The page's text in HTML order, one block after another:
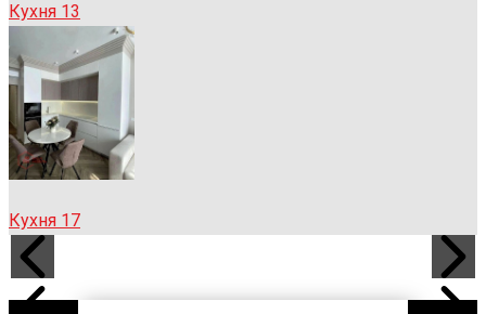
Кухня 13
Кухня 17